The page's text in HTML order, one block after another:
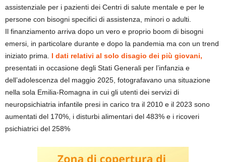
assistenziale per i pazienti dei Centri di salute mentale e per le
persone con bisogni specifici di assistenza, minori o adulti.
Il finanziamento arriva dopo un vero e proprio boom di bisogni
emersi, in particolare durante e dopo la pandemia ma con un trend
iniziato prima. I dati relativi al solo disagio dei più giovani,
presentati in occasione degli Stati Generali per l’infanzia e
dell’adolescenza del maggio 2025, fotografavano una situazione
nella sola Emilia-Romagna in cui gli utenti dei servizi di
neuropsichiatria infantile presi in carico tra il 2010 e il 2023 sono
aumentati del 170%, i disturbi alimentari del 483% e i ricoveri
psichiatrici del 258%